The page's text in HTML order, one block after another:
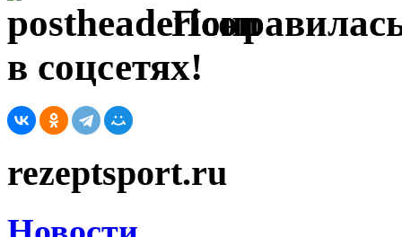
в соцсетях!
rezeptsport.ru